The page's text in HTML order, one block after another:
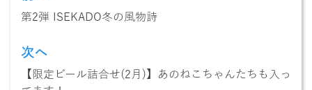
ナ
ゲ
シ
第2弾 ISEKADO冬の風物詩
次ヘ
【限定ビール詰合せ(2月)】あのねこちゃんたちも入っ